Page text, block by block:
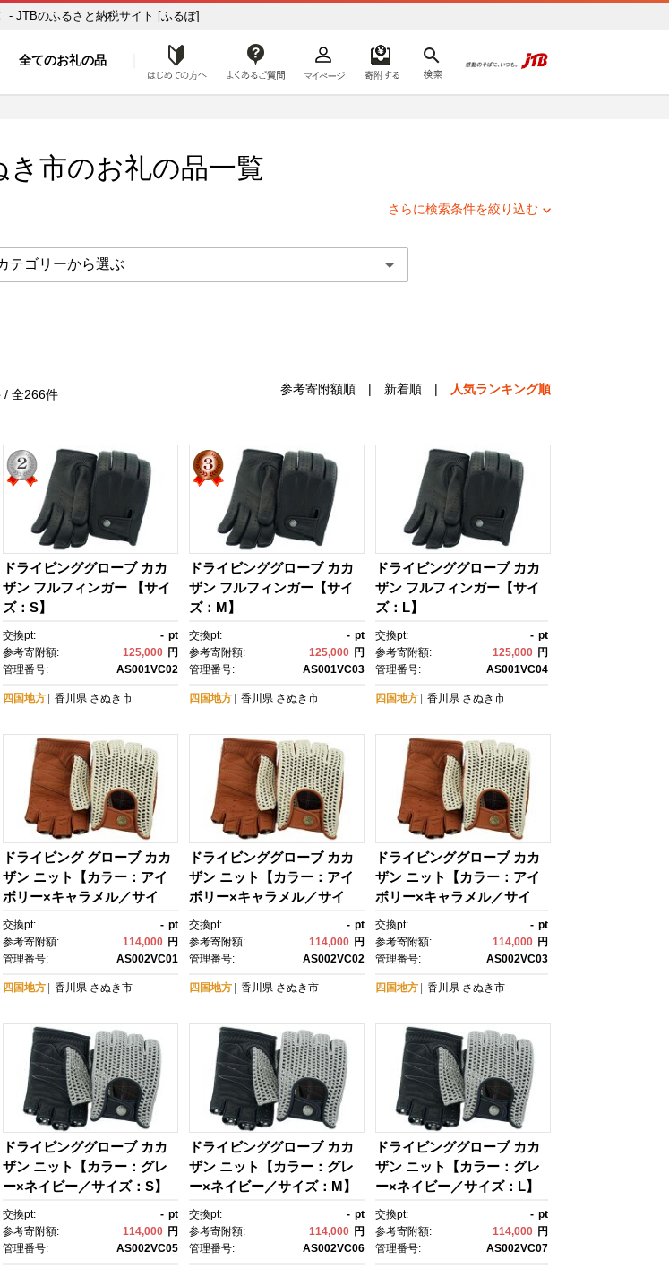
ポンをＧＥＴ！ - JTBのふるさと納税サイト [ふるぽ]
全てのお礼の品 はじめての方へ
き市のお礼の品一覧
さらに検索条件を絞り込む
/ 全266件 参考寄附額順 | 新着順 | 人気ランキング順
ドライビンググローブ カカ
ザン フルフィンガー 【サイ
ズ：S】
交換pt: - pt
参考寄附額:
125,000 円
管理番号:
AS001VC02
四国地方 香川県 さぬき市
ドライビンググローブ カカ
ザン フルフィンガー【サイ
ズ：M】
交換pt: - pt
参考寄附額:
125,000 円
管理番号:
AS001VC03
四国地方 香川県 さぬき市
ドライビンググローブ カカ
ザン フルフィンガー【サイ
ズ：L】
交換pt: - pt
参考寄附額:
125,000 円
管理番号:
AS001VC04
四国地方 香川県 さぬき市
ドライビング グローブ カカ
ザン ニット【カラー：アイ
ボリー×キャラメル／サイ
ズ：S】
交換pt: - pt
参考寄附額:
114,000 円
管理番号:
AS002VC01
四国地方 香川県 さぬき市
ドライビンググローブ カカ
ザン ニット【カラー：アイ
ボリー×キャラメル／サイ
ズ：M】
交換pt: - pt
参考寄附額:
114,000 円
管理番号:
AS002VC02
四国地方 香川県 さぬき市
ドライビンググローブ カカ
ザン ニット【カラー：アイ
ボリー×キャラメル／サイ
ズ：L】
交換pt: - pt
参考寄附額:
114,000 円
管理番号:
AS002VC03
四国地方 香川県 さぬき市
ドライビンググローブ カカ
ザン ニット【カラー：グレ
ー×ネイビー／サイズ：S】
交換pt: - pt
参考寄附額:
114,000 円
管理番号:
AS002VC05
ドライビンググローブ カカ
ザン ニット【カラー：グレ
ー×ネイビー／サイズ：M】
交換pt: - pt
参考寄附額:
114,000 円
管理番号:
AS002VC06
ドライビンググローブ カカ
ザン ニット【カラー：グレ
ー×ネイビー／サイズ：L】
交換pt: - pt
参考寄附額:
114,000 円
管理番号:
AS002VC07